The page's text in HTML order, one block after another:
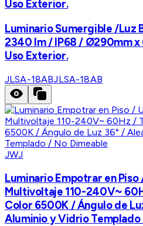
Uso Exterior.
Luminario Sumergible /Luz
2340 lm / IP68 / Ø290mm x
Uso Exterior.
JLSA-18ABJLSA-18AB
JWJ
Luminario Empotrar en
Multivoltaje 110-240V~
Color 6500K / Ángulo de
Aluminio y Vidrio Templado